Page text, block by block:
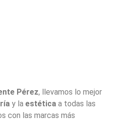
Pérez, llevamos lo mejor
y laestética a todas las
con las marcas más